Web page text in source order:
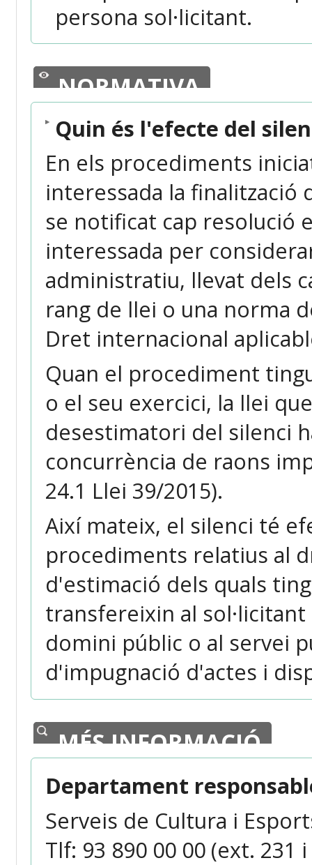
persona sol·licitant.
NORMATIVA
Quin és l'efecte del
En els procediments
interessada la finalització
se notificat cap resolució
interessada per
administratiu, llevat dels
rang de llei o una norma
Dret internacional
Quan el procediment
o el seu exercici, la llei
desestimatori del silenci
concurrència de raons
24.1 Llei 39/2015).
Així mateix, el silenci té
procediments relatius al
d'estimació dels quals
transfereixin al
domini públic o al servei
d'impugnació d'actes i
MÉS INFORMACIÓ
Departament
Serveis de Cultura i
Tlf: 93 890 00 00 (ext. 231